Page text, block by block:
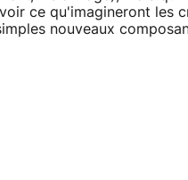
ce qu'imagineront les
nouveaux